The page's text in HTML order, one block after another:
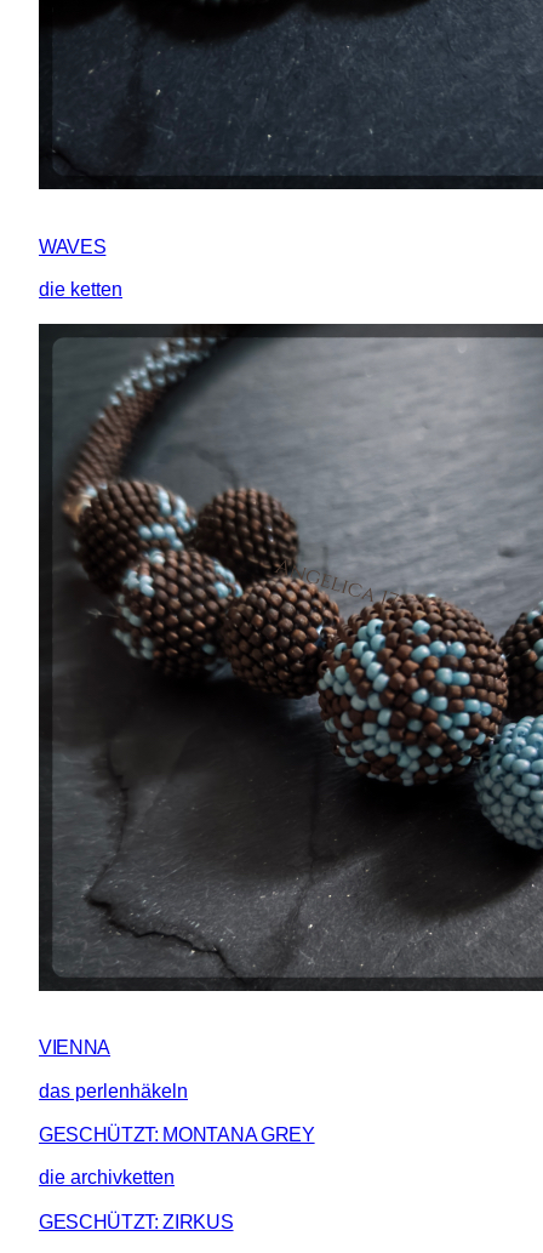
WAVES
die ketten
VIENNA
das perlenhäkeln
GESCHÜTZT: MONTANA GREY
die archivketten
GESCHÜTZT: ZIRKUS